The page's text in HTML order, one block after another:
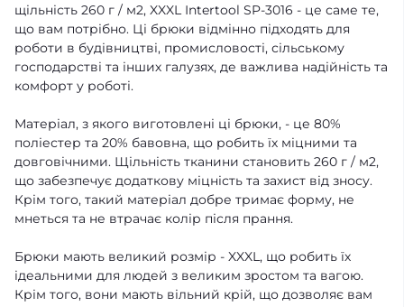
щільність 260 г / м2, XXXL Intertool SP-3016 - це саме те,
що вам потрібно. Ці брюки відмінно підходять для
роботи в будівництві, промисловості, сільському
господарстві та інших галузях, де важлива надійність та
комфорт у роботі.
Матеріал, з якого виготовлені ці брюки, - це 80%
поліестер та 20% бавовна, що робить їх міцними та
довговічними. Щільність тканини становить 260 г / м2,
що забезпечує додаткову міцність та захист від зносу.
Крім того, такий матеріал добре тримає форму, не
мнеться та не втрачає колір після прання.
Брюки мають великий розмір - XXXL, що робить їх
ідеальними для людей з великим зростом та вагою.
Крім того, вони мають вільний крій, що дозволяє вам